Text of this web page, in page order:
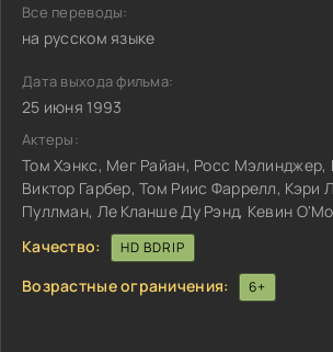
Все переводы:
на русском языке
Дата выхода фильма:
25 июня 1993
Актеры:
Том Хэнкс, Мег Райан, Росс Мэлинджер,
Виктор Гарбер, Том Риис Фаррелл, Кэри
Пуллман, Ле Кланше Ду Рэнд, Кевин
Качество:
HD BDRIP
Возрастные ограничения: 6+